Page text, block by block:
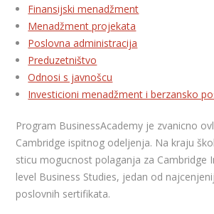
Finansijski menadžment
Menadžment projekata
Poslovna administracija
Preduzetništvo
Odnosi s javnošcu
Investicioni menadžment i berzansko
Program BusinessAcademy je zvanicno
Cambridge ispitnog odeljenja. Na kraju
sticu mogucnost polaganja za Cambridge
level Business Studies, jedan od
poslovnih sertifikata.